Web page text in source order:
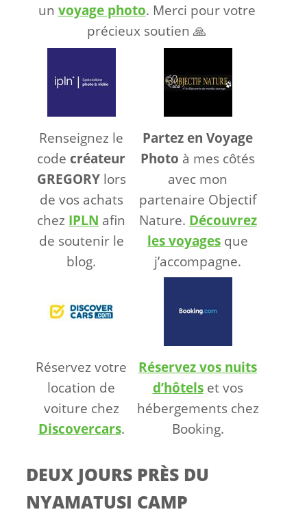
un voyage photo. Merci pour votre
précieux soutien 🙏
Renseignez le
code créateur
GREGORYlors
de vos achats
chez IPLN afin
de soutenir le
blog.
Partez en Voyage
Photo à mes côtés
avec mon
partenaire Objectif
Nature. Découvrez
les voyages que
j’accompagne.
Réservez votre
location de
voiture chez
Discovercars.
Réservez vos nuits
d’hôtelset vos
hébergements chez
Booking.
DEUX JOURS PRÈS DU
NYAMATUSI CAMP